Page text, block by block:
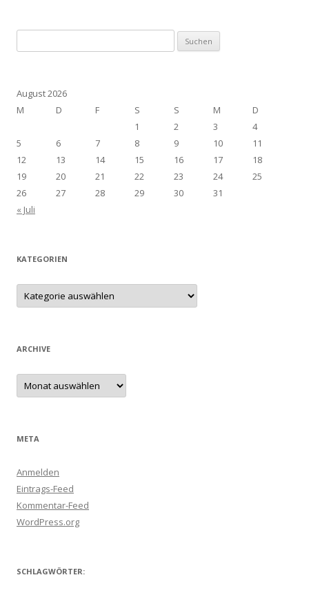
nach:
August 2026
M
D F S S M
D
1
2 3
4
5
6 7 8 9 10
11
12
13 14 15 16 17
18
19
20 21 22 23 24
25
26
27 28 29 30
31
« Juli
KATEGORIEN
Kategorien
ARCHIVE
Archive
META
Anmelden
Eintrags-Feed
Kommentar-Feed
WordPress.org
SCHLAGWÖRTER: